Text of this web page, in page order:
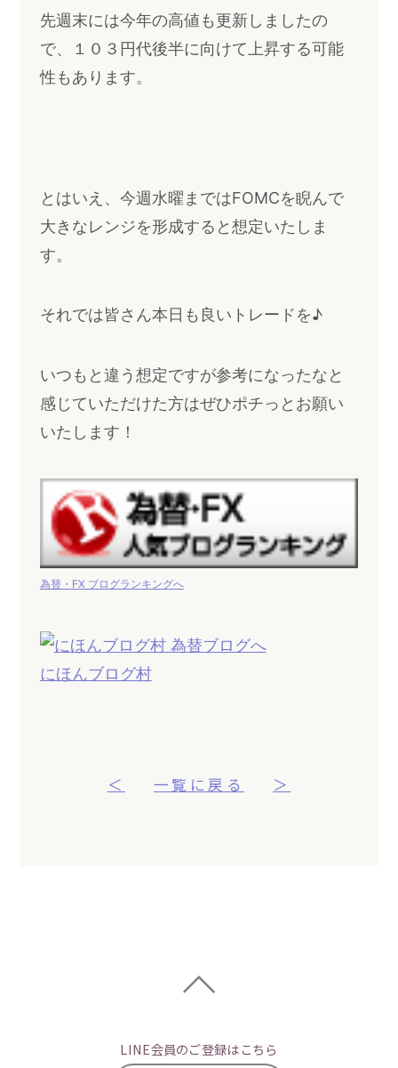
先週末には今年の高値も更新しましたの
で、１０３円代後半に向けて上昇する可能
性もあります。
とはいえ、今週水曜まではFOMCを睨んで
大きなレンジを形成すると想定いたしま
す。
それでは皆さん本日も良いトレードを♪
いつもと違う想定ですが参考になったなと
感じていただけた方はぜひポチっとお願い
いたします！
為替・FX ブログランキングへ
にほんブログ村
＜ 一覧に戻る ＞
LINE会員のご登録はこちら